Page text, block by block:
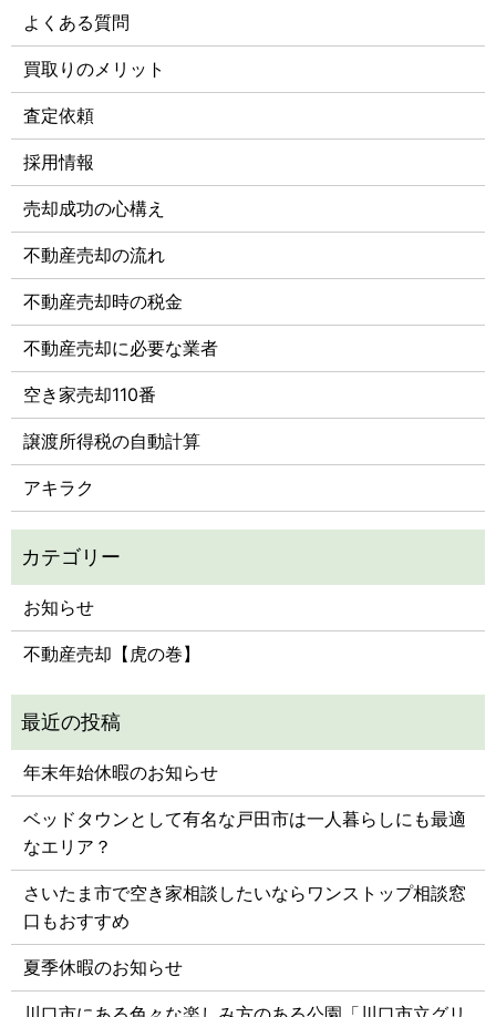
よくある質問
買取りのメリット
査定依頼
採用情報
売却成功の心構え
不動産売却の流れ
不動産売却時の税金
不動産売却に必要な業者
空き家売却110番
譲渡所得税の自動計算
アキラク
お知らせ
不動産売却【虎の巻】
年末年始休暇のお知らせ
ベッドタウンとして有名な戸田市は一人暮らしにも最適
なエリア？
さいたま市で空き家相談したいならワンストップ相談窓
口もおすすめ
夏季休暇のお知らせ